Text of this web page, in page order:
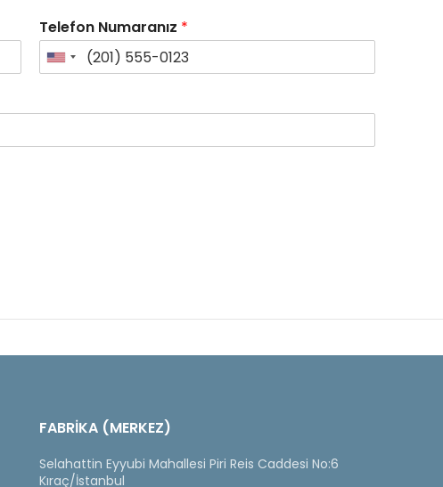
Telefon Numaranız *
FABRİKA (MERKEZ)
Selahattin Eyyubi Mahallesi Piri Reis Caddesi No:6
Kıraç/İstanbul